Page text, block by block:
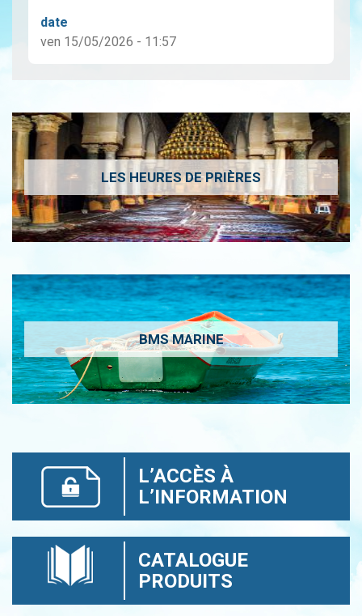
date
ven 15/05/2026 - 11:57
LES HEURES DE PRIÈRES
BMS MARINE
L’ACCÈS À
L’INFORMATION
CATALOGUE
PRODUITS